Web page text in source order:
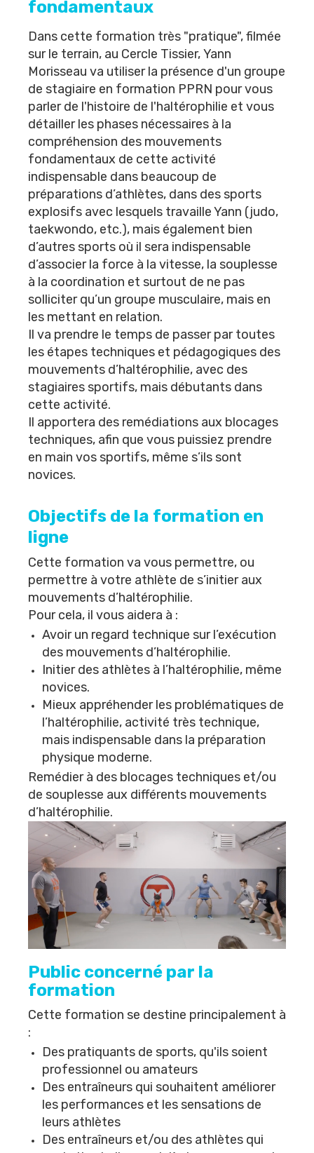
fondamentaux
Dans cette formation très "pratique", filmée
sur le terrain, au Cercle Tissier, Yann
Morisseau va utiliser la présence d'un groupe
de stagiaire en formation PPRN pour vous
parler de l'histoire de l'haltérophilie et vous
détailler les phases nécessaires à la
compréhension des mouvements
fondamentaux de cette activité
indispensable dans beaucoup de
préparations d’athlètes, dans des sports
explosifs avec lesquels travaille Yann (judo,
taekwondo, etc.), mais également bien
d’autres sports où il sera indispensable
d’associer la force à la vitesse, la souplesse
à la coordination et surtout de ne pas
solliciter qu’un groupe musculaire, mais en
les mettant en relation.
Il va prendre le temps de passer par toutes
les étapes techniques et pédagogiques des
mouvements d’haltérophilie, avec des
stagiaires sportifs, mais débutants dans
cette activité.
Il apportera des remédiations aux blocages
techniques, afin que vous puissiez prendre
en main vos sportifs, même s’ils sont
novices.
Objectifs de la formation en
ligne
Cette formation va vous permettre, ou
permettre à votre athlète de s’initier aux
mouvements d’haltérophilie.
Pour cela, il vous aidera à :
Avoir un regard technique sur l’exécution
des mouvements d’haltérophilie.
Initier des athlètes à l’haltérophilie, même
novices.
Mieux appréhender les problématiques de
l’haltérophilie, activité très technique,
mais indispensable dans la préparation
physique moderne.
Remédier à des blocages techniques et/ou
de souplesse aux différents mouvements
d’haltérophilie.
Public concerné par la
formation
Cette formation se destine principalement à
:
Des pratiquants de sports, qu'ils soient
professionnel ou amateurs
Des entraîneurs qui souhaitent améliorer
les performances et les sensations de
leurs athlètes
Des entraîneurs et/ou des athlètes qui